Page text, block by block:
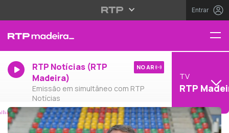
Entrar
RTP Notícias (RTP
Madeira)
Emissão em simultâneo com RTP
Notícias
NO AR
TV
RTP